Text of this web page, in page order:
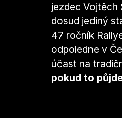
jezdec Vojtěch
dosud jediný
47 ročník
odpoledne v
účast na
pokud to